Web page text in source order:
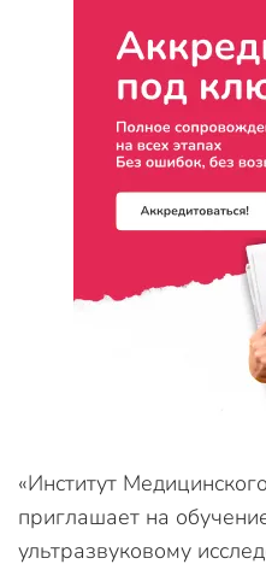
«Институт
приглашает на
ультразвуковому